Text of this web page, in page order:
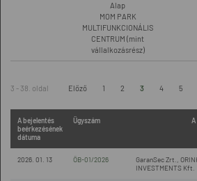
Alap
MOM PARK
MULTIFUNKCIONÁLIS
CENTRUM (mint
vállalkozásrész)
3 - 38. oldal Előző 1 2 3 4 5
A bejelentés
beérkezésének
dátuma
Ügyszám
2026. 01. 13 ÖB-01/2026
GaranSec Zrt.,
INVESTMENTS Kft.